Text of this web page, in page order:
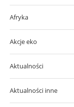
Afryka
Akcje eko
Aktualności
Aktualności inne